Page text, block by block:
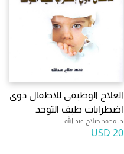
العلاج الوظيفى للاطفال ذوى
اضطرابات طيف التوحد
د. محمد صلاح عبد الله
20 USD